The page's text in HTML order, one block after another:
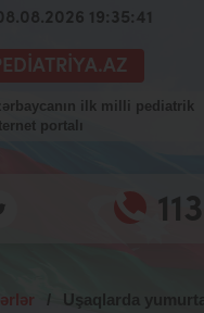
19:35:42
ilk milli pediatrik
portalı
113
/
Uşaqlarda yumurta